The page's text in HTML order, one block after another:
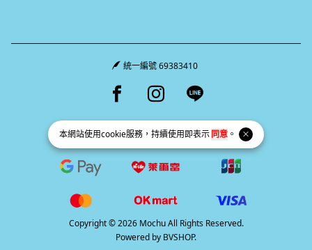
本網站使用cookie服務，持續使用即表示同意 。
統一編號 69383410
Facebook page
Instagram page
Line page
Copyright © 2026 Mochu All Rights Reserved.
Powered by BVSHOP.